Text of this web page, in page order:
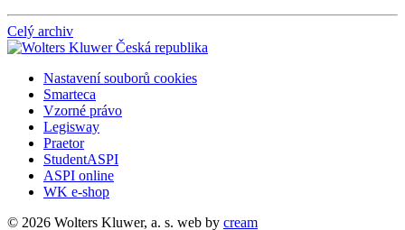
Celý archiv
Nastavení souborů cookies
Smarteca
Vzorné právo
Legisway
Praetor
StudentASPI
ASPI online
WK e-shop
© 2026 Wolters Kluwer, a. s. web by cream